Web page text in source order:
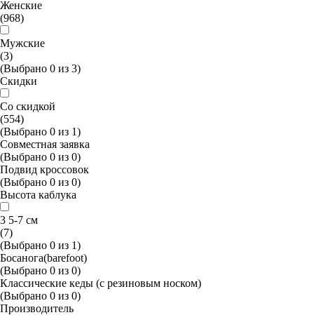
Женские
(968)
Мужские
(3)
(Выбрано 0 из 3)
Скидки
Со скидкой
(554)
(Выбрано 0 из 1)
Совместная заявка
(Выбрано 0 из 0)
Подвид кроссовок
(Выбрано 0 из 0)
Высота каблука
3 5-7 см
(7)
(Выбрано 0 из 1)
Босанога(barefoot)
(Выбрано 0 из 0)
Классические кеды (с резиновым носком)
(Выбрано 0 из 0)
Производитель